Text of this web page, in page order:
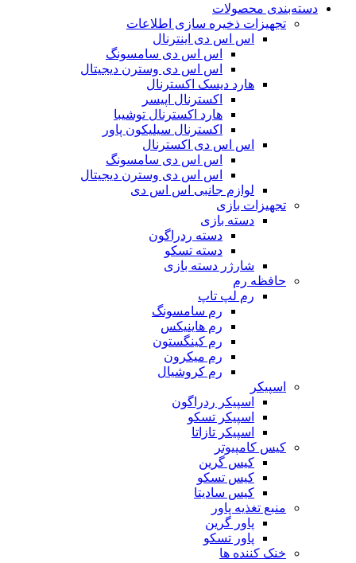
دسته‌بندی محصولات
تجهیزات ذخیره سازی اطلاعات
اس اس دی اینترنال
اس اس دی سامسونگ
اس اس دی وسترن دیجیتال
هارد دیسک اکسترنال
اکسترنال اپیسر
هارد اکسترنال توشیبا
اکسترنال سیلیکون پاور
اس اس دی اکسترنال
اس اس دی سامسونگ
اس اس دی وسترن دیجیتال
لوازم جانبی اس اس دی
تجهیزات بازی
دسته بازی
دسته ردراگون
دسته تسکو
شارژر دسته بازی
حافظه رم
رم لپ تاپ
رم سامسونگ
رم هاینیکس
رم کینگستون
رم میکرون
رم کروشیال
اسپیکر
اسپیکر ردراگون
اسپیکر تسکو
اسپیکر تازاتا
کیس کامپیوتر
کیس گرین
کیس تسکو
کیس سادیتا
منبع تغذیه‌ پاور
پاور گرین
پاور تسکو
خنک کننده ها